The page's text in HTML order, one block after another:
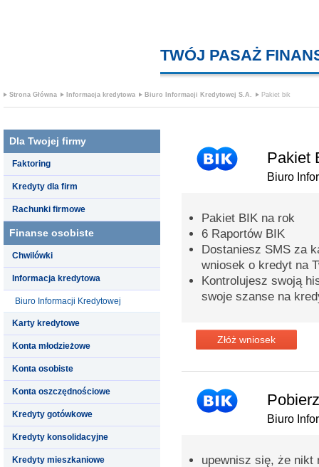
TWÓJ PASAŻ
Strona Główna Informacja kredytowa Biuro Informacji Kredytowej S.A. Pakiet bik
Dla Twojej firmy
Faktoring
Kredyty dla firm
Rachunki firmowe
Finanse osobiste
Chwilówki
Informacja kredytowa
Biuro Informacji Kredytowej
Karty kredytowe
Konta młodzieżowe
Konta osobiste
Konta oszczędnościowe
Kredyty gotówkowe
Kredyty konsolidacyjne
Kredyty mieszkaniowe
Pakiet
Biuro
Pakiet BIK na rok
6 Raportów BIK
Dostaniesz SMS za
wniosek o kredyt na
Kontrolujesz swoją
swoje szanse na
Złóż wniosek
Biuro
upewnisz się, że nikt